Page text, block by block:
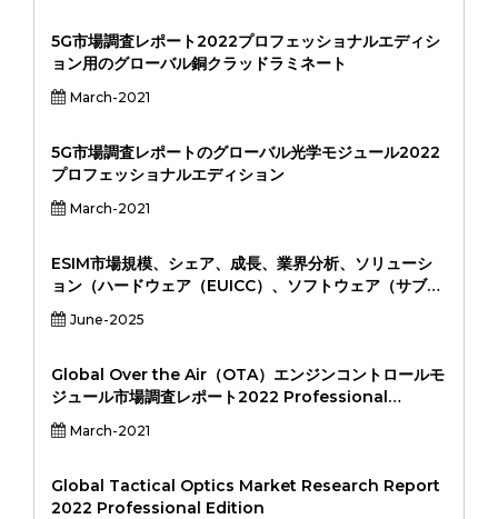
5G市場調査レポート2022プロフェッショナルエディシ
ョン用のグローバル銅クラッドラミネート
March-2021
5G市場調査レポートのグローバル光学モジュール2022
プロフェッショナルエディション
March-2021
ESIM市場規模、シェア、成長、業界分析、ソリューシ
ョン（ハードウェア（EUICC）、ソフトウェア（サブス
クリプション管理、リモートプロビジョニング）、アプ
リケーション（スマートフォン、ラップトップ/タブレッ
ドユーザー（消費者、企業、通信事業者、OEM、
OEM）、地域分析、2024-2031
June-2025
Global Over the Air（OTA）エンジンコントロールモ
ジュール市場調査レポート2022 Professional
Edition
March-2021
Global Tactical Optics Market Research Report
2022 Professional Edition